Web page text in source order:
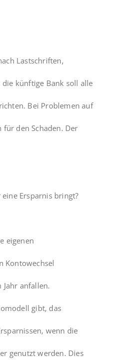
Lastschriften,
künftige Bank soll alle
Bei Problemen auf
für den Schaden. Der
Ersparnis bringt?
eigenen
Kontowechsel
anfallen.
gibt, das
wenn die
genutzt werden. Dies